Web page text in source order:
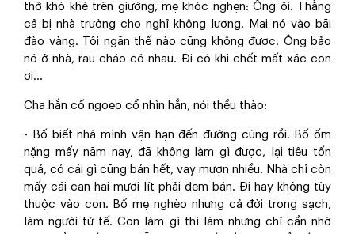
thở khò khè trên giường, mẹ khóc nghẹn: Ông ôi. Thằng
cả bị nhà trường cho nghỉ không lương. Mai nó vào bãi
đào vàng. Tôi ngăn thế nào cũng không được. Ông bảo
nó ở nhà, rau cháo có nhau. Đi có khi chết mất xác con
ơi…
Cha hắn cố ngoẹo cổ nhìn hắn, nói thều thào:
- Bố biết nhà mình vận hạn đến đường cùng rồi. Bố ốm
nặng mấy năm nay, đã không làm gì được, lại tiêu tốn
quá, có cái gì cũng bán hết, vay mượn nhiều. Nhà chỉ còn
mấy cái can hai mươi lít phải đem bán. Đi hay không tùy
thuộc vào con. Bố mẹ nghèo nhưng cả đời trong sạch,
làm người tử tế. Con làm gì thì làm nhưng chỉ cần nhớ